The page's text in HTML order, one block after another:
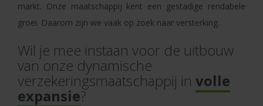
markt. Onze maatschappij kent een gestadige rendabele
groei. Daarom zijn we vaak op zoek naar versterking.
Wil je mee instaan voor de uitbouw
van onze dynamische
verzekeringsmaatschappij in volle
expansie?